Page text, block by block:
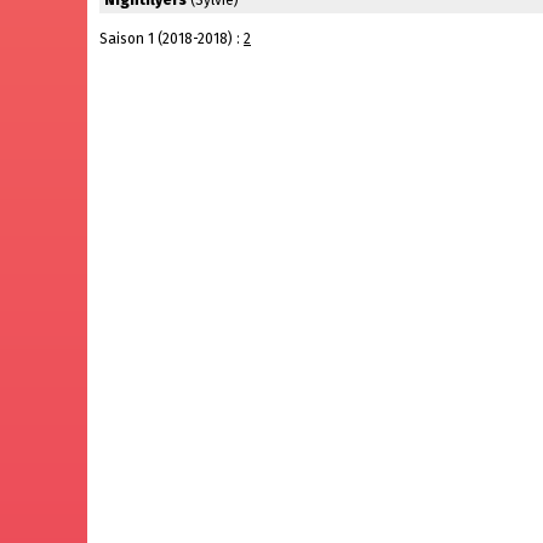
Saison 1 (2018-2018) : 2